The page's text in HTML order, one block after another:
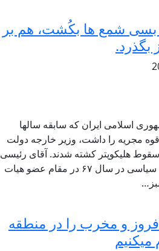
بسی شمع ها بکُشت، هم بر
بگذرد.
اسلامی ایران که سابقه سالها
مجریه را داشت، وزیر خارجه دولت
سقوط هلیکوپتر کشته شدند. آقای رئیسی
در کشتار هزاران زندانی سیاسی در سال ۶۷ در مقام عضو هیات
و مخرب را در منطقه
میکنیم